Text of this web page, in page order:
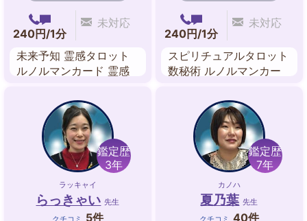
240円/1分
未対応
未来予知 霊感タロット
ルノルマンカード 霊感
240円/1分
未対応
スピリチュアルタロット
数秘術 ルノルマンカー
（石占い）
鑑定歴
3年
ラッキャイ
らっきゃい 先生
クチコミ 5件
鑑定歴
7年
カノハ
夏乃葉 先生
クチコミ 40件